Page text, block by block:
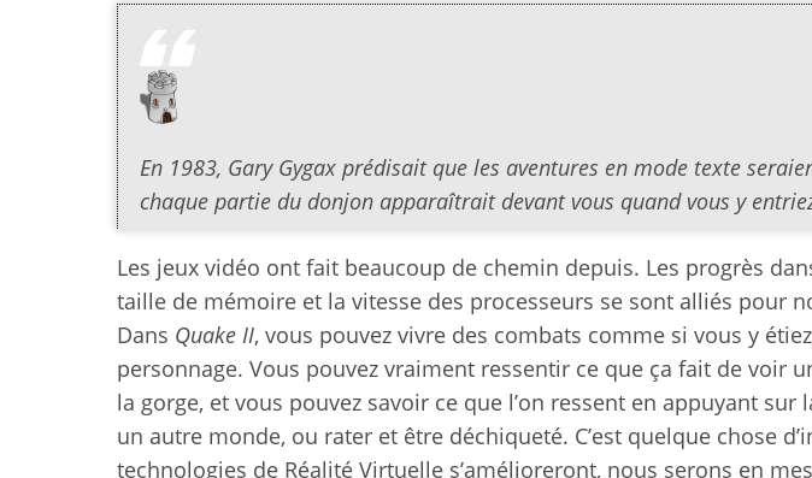
En 1983, Gary Gygax prédisait que les aventures en mode texte
chaque partie du donjon apparaîtrait devant vous quand vous y
Les jeux vidéo ont fait beaucoup de chemin depuis. Les progrès
taille de mémoire et la vitesse des processeurs se sont alliés pour
Dans Quake II, vous pouvez vivre des combats comme si vous y
personnage. Vous pouvez vraiment ressentir ce que ça fait de voir
la gorge, et vous pouvez savoir ce que l’on ressent en appuyant sur
un autre monde, ou rater et être déchiqueté. C’est quelque chose
technologies de Réalité Virtuelle s’amélioreront, nous serons en